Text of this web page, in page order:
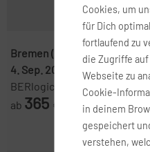
Bremen ( BRE ) - Thessaloniki
4. Sep. 2026
8. Sep. 2026
BERlogic
ab 365 €
Cookies, um
für Dich
fortlaufend zu
die Zugriffe
Webseite zu
Cookie-
in deinem
gespeichert
verstehen,